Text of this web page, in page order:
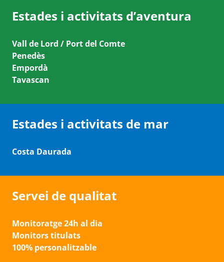
Estades i activitats d’aventura
Vall de Lord / Port del Comte
Penedès
Empordà
Tavascan
Estades i activitats de mar
Costa Daurada
Servei de qualitat
Monitoratge 24h al dia
Monitors titulats
100% personalitzable